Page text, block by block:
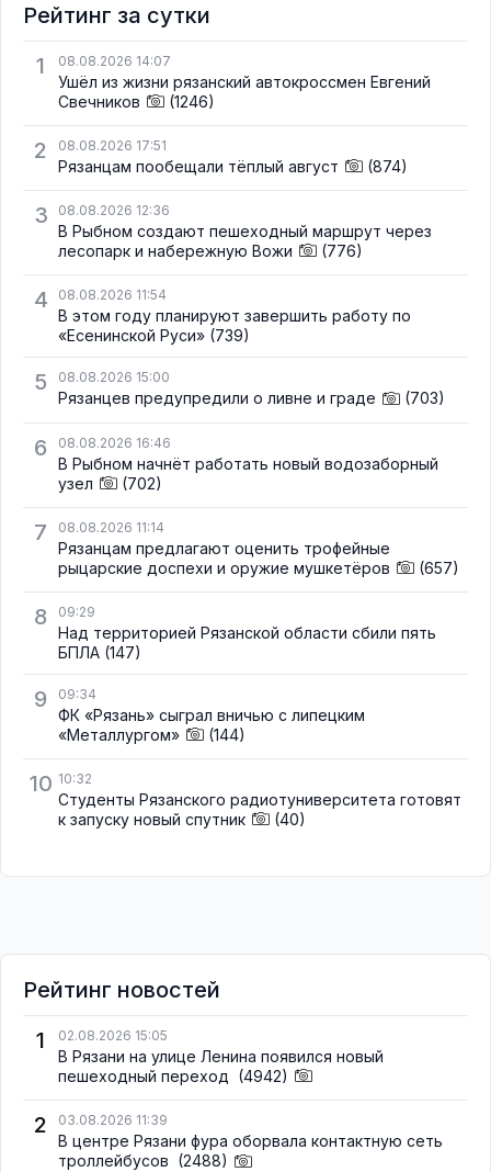
Рейтинг за сутки
1
08.08.2026 14:07
Ушёл из жизни рязанский автокроссмен Евгений
Свечников
(1246)
2 08.08.2026 17:51
Рязанцам пообещали тёплый август (874)
3 08.08.2026 12:36
В Рыбном создают пешеходный маршрут через
лесопарк и набережную Вожи
(776)
4 08.08.2026 11:54
В этом году планируют завершить работу по
«Есенинской Руси» (739)
5 08.08.2026 15:00
Рязанцев предупредили о ливне и граде (703)
6 08.08.2026 16:46
В Рыбном начнёт работать новый водозаборный
узел
(702)
7 08.08.2026 11:14
Рязанцам предлагают оценить трофейные
рыцарские доспехи и оружие мушкетёров
(657)
8 09:29
Над территорией Рязанской области сбили пять
БПЛА (147)
9 09:34
ФК «Рязань» сыграл вничью с липецким
«Металлургом»
(144)
10 10:32
Студенты Рязанского радиотуниверситета готовят
к запуску новый спутник
(40)
Рейтинг новостей
1
02.08.2026 15:05
В Рязани на улице Ленина появился новый
пешеходный переход (4942)
2 03.08.2026 11:39
В центре Рязани фура оборвала контактную сеть
троллейбусов (2488)